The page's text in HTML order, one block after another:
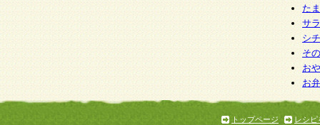
た
サ
シ
そ
お
お
トップページ
レシピ